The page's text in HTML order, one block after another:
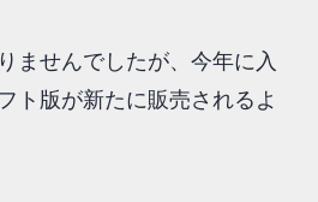
ませんでしたが、今年に入
ト版が新たに販売されるよ